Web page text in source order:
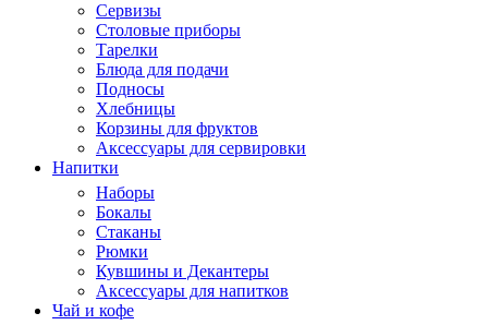
Сервизы
Столовые приборы
Тарелки
Блюда для подачи
Подносы
Хлебницы
Корзины для фруктов
Аксессуары для сервировки
Напитки
Наборы
Бокалы
Стаканы
Рюмки
Кувшины и Декантеры
Аксессуары для напитков
Чай и кофе